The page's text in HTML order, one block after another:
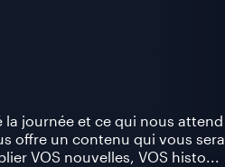
journée et ce qui nous attend
offre un contenu qui vous sera
VOS nouvelles, VOS histo...